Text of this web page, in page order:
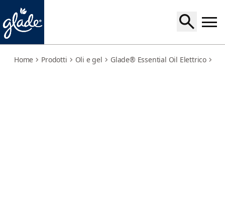
Home Prodotti Oli e gel Glade® Essential Oil Elettrico